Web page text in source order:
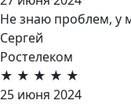
Не знаю проблем, у
Сергей
Ростелеком
★ ★ ★ ★ ★
25 июня 2024